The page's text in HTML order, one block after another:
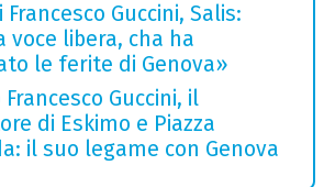
Guccini, Salis:
voce libera, cha ha
le ferite di Genova»
Guccini, il
di Eskimo e Piazza
il suo legame con Genova